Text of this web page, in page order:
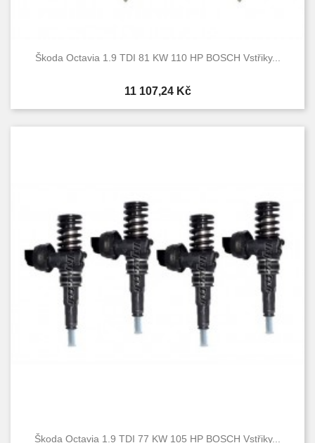
Škoda Octavia 1.9 TDI 81 KW 110 HP BOSCH Vstřiky...
Cena
11 107,24 Kč
Škoda Octavia 1.9 TDI 77 KW 105 HP BOSCH Vstřiky...